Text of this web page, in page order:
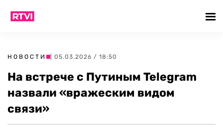
НОВОСТИ | 05.03.2026 / 18:50
На встрече с Путиным Telegram
назвали «вражеским видом
связи»